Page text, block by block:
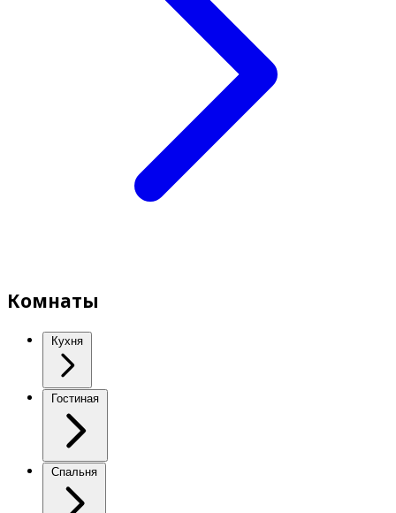
Комнаты
Кухня
Гостиная
Спальня